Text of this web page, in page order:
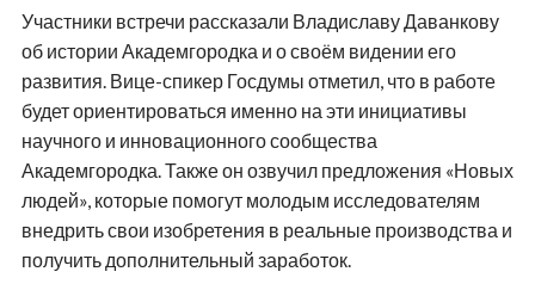
Участники встречи рассказали Владиславу Даванкову
об истории Академгородка и о своём видении его
развития. Вице-спикер Госдумы отметил, что в работе
будет ориентироваться именно на эти инициативы
научного и инновационного сообщества
Академгородка. Также он озвучил предложения «Новых
людей», которые помогут молодым исследователям
внедрить свои изобретения в реальные производства и
получить дополнительный заработок.